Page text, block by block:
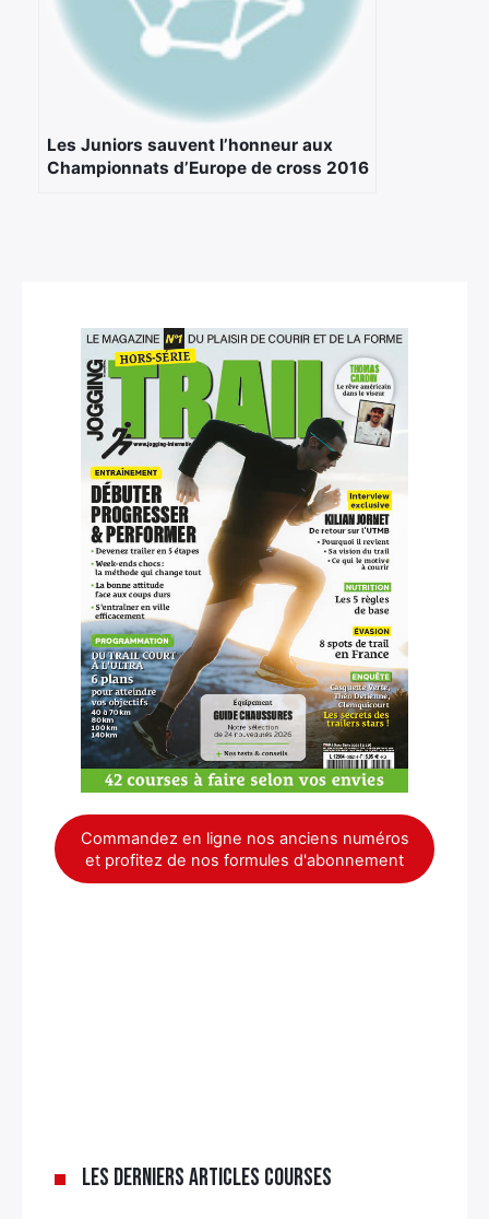
Les Juniors sauvent l’honneur aux
Championnats d’Europe de cross 2016
Commandez en ligne nos anciens numéros
et profitez de nos formules d'abonnement
Les derniers articles Courses
Rechercher